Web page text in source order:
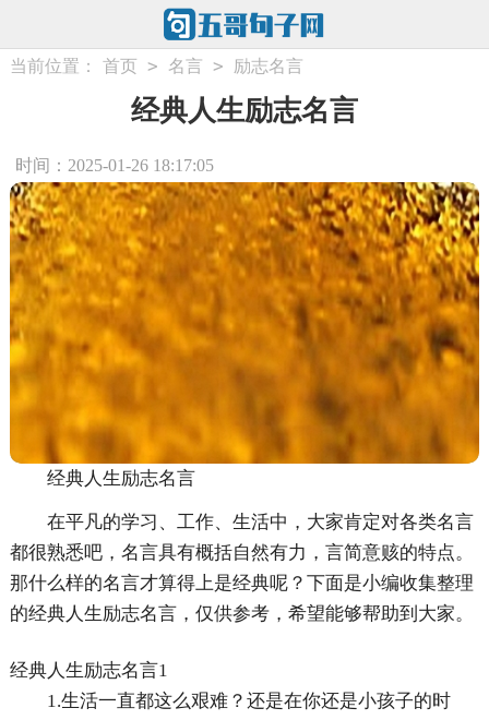
当前位置： 首页 > 名言 > 励志名言
经典人生励志名言
时间：2025-01-26 18:17:05
经典人生励志名言
在平凡的学习、工作、生活中，大家肯定对各类名言
都很熟悉吧，名言具有概括自然有力，言简意赅的特点。
那什么样的名言才算得上是经典呢？下面是小编收集整理
的经典人生励志名言，仅供参考，希望能够帮助到大家。
经典人生励志名言1
1.生活一直都这么艰难？还是在你还是小孩子的时